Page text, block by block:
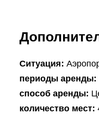
Ситуация:
периоды аренды:
способ аренды:
количество мест: